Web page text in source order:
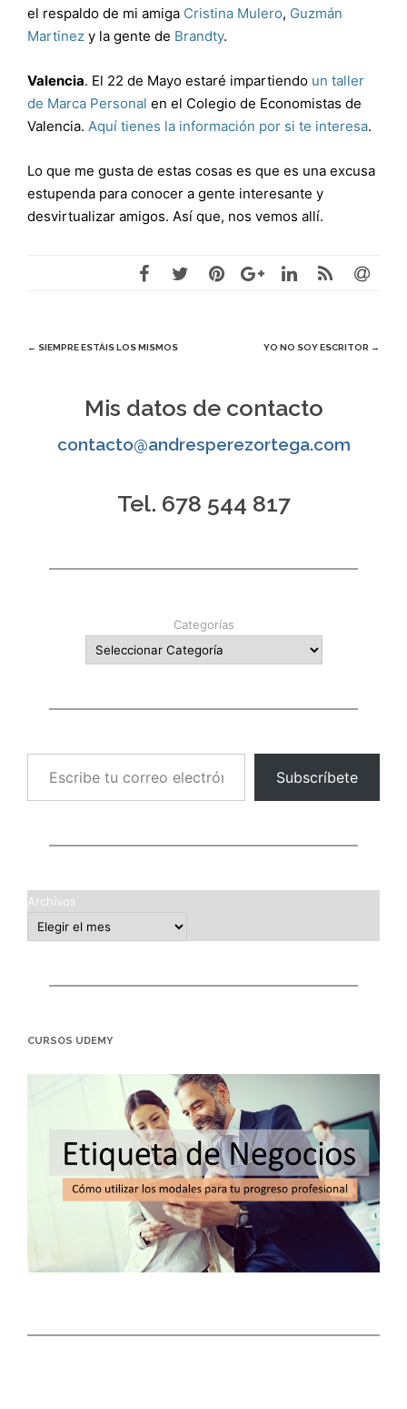
el respaldo de mi amiga Cristina Mulero, Guzmán
Martinez y la gente de Brandty.
Valencia. El 22 de Mayo estaré impartiendo un taller
de Marca Personal en el Colegio de Economistas de
Valencia. Aquí tienes la información por si te interesa.
Lo que me gusta de estas cosas es que es una excusa
estupenda para conocer a gente interesante y
desvirtualizar amigos. Así que, nos vemos allí.
Navegación
entradas
← SIEMPRE ESTÁIS LOS MISMOS YO NO SOY ESCRITOR →
Mis datos de contacto
contacto@andresperezortega.com
Tel. 678 544 817
Categorías
Escribe tu correo electrónico…
Subscríbete
Archivos
CURSOS UDEMY